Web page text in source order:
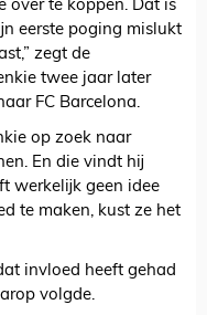
over te koppen. Dat is
eerste poging mislukt
zegt de
twee jaar later
FC Barcelona.
op zoek naar
En die vindt hij
werkelijk geen idee
te maken, kust ze het
invloed heeft gehad
volgde.